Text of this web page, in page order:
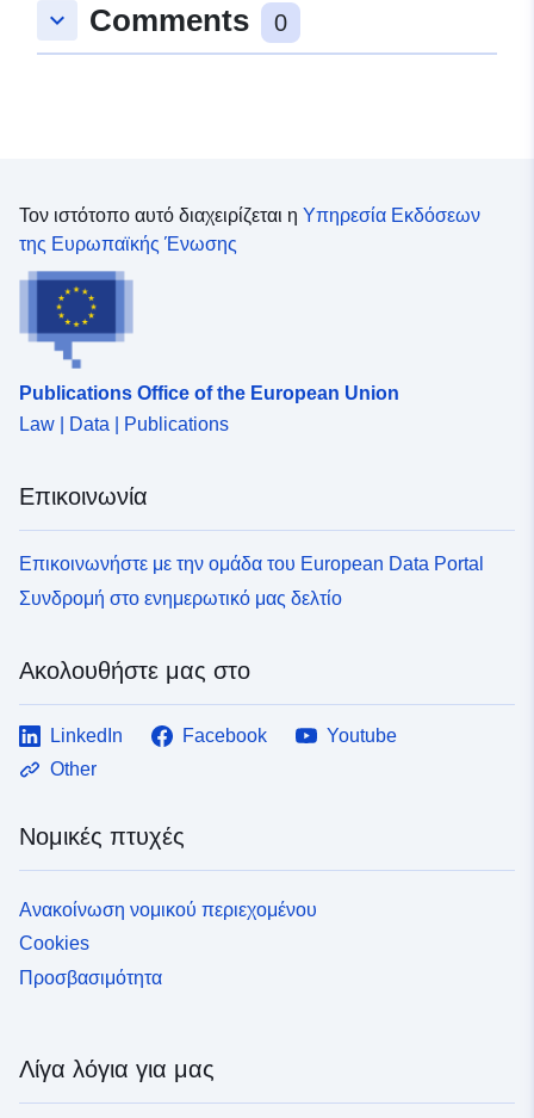
keyboard_arrow_down Comments 0
Τον ιστότοπο αυτό διαχειρίζεται η Υπηρεσία Εκδόσεων
της Ευρωπαϊκής Ένωσης
Publications Office of the European Union
Law | Data | Publications
Επικοινωνία
Επικοινωνήστε με την ομάδα του European Data Portal
Συνδρομή στο ενημερωτικό μας δελτίο
Ακολουθήστε μας στο
LinkedIn Facebook
Youtube
Other
Νομικές πτυχές
Ανακοίνωση νομικού περιεχομένου
Cookies
Προσβασιμότητα
Λίγα λόγια για μας